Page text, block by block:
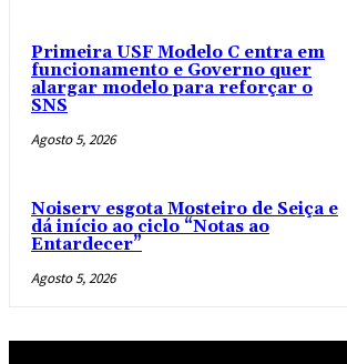
Primeira USF Modelo C entra em
funcionamento e Governo quer
alargar modelo para reforçar o
SNS
Agosto 5, 2026
Noiserv esgota Mosteiro de Seiça e
dá início ao ciclo “Notas ao
Entardecer”
Agosto 5, 2026